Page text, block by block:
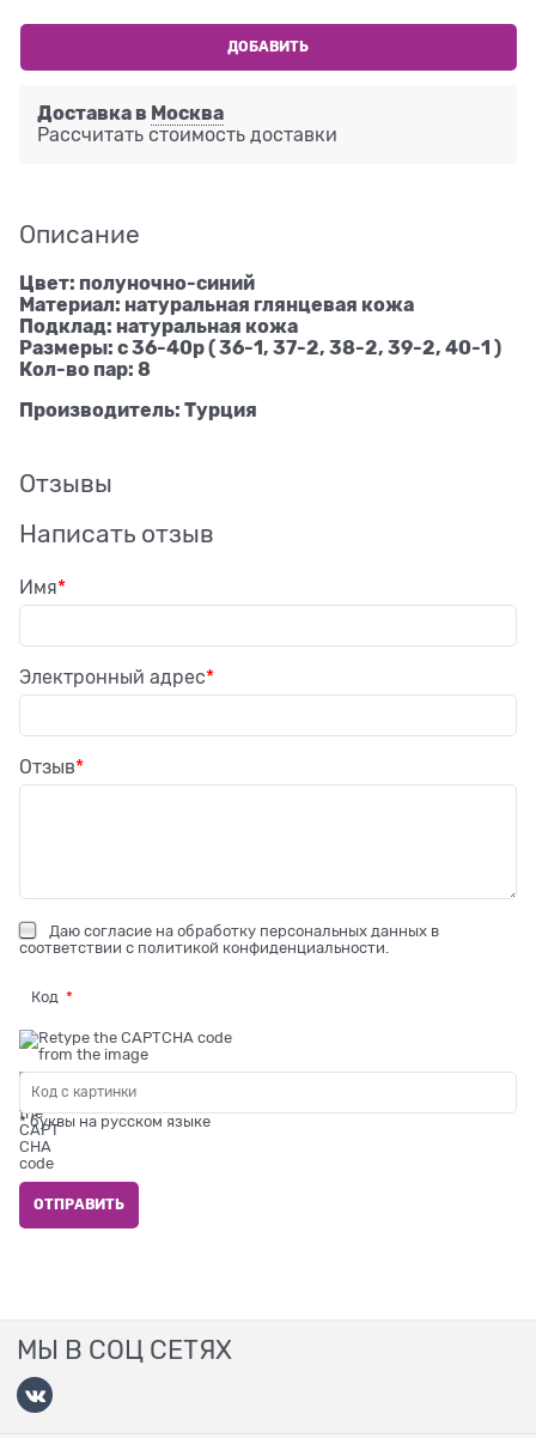
ДОБАВИТЬ
Доставка в Москва
Рассчитать стоимость доставки
Описание
Цвет: полуночно-синий
Материал: натуральная глянцевая кожа
Подклад: натуральная кожа
Размеры: с 36-40р ( 36-1, 37-2, 38-2, 39-2, 40-1 )
Кол-во пар: 8
Производитель: Турция
Отзывы
Написать отзыв
Имя
Электронный адрес
Отзыв
Даю согласие на обработку персональных данных в
соответствии с политикой конфиденциальности
Код
* буквы на русском языке
МЫ В СОЦ СЕТЯХ